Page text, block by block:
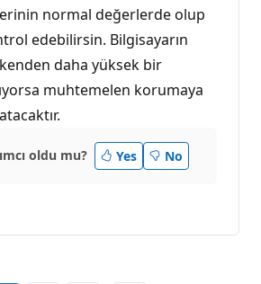
normal değerlerde olup
edebilirsin. Bilgisayarın
daha yüksek bir
muhtemelen korumaya
oldu mu? Yes No